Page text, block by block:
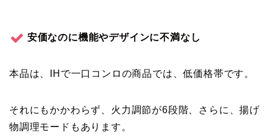
安価なのに機能やデザインに不満なし
本品は、IHで一口コンロの商品では、低価格帯です。
それにもかかわらず、火力調節が6段階、さらに、揚げ
物調理モードもあります。